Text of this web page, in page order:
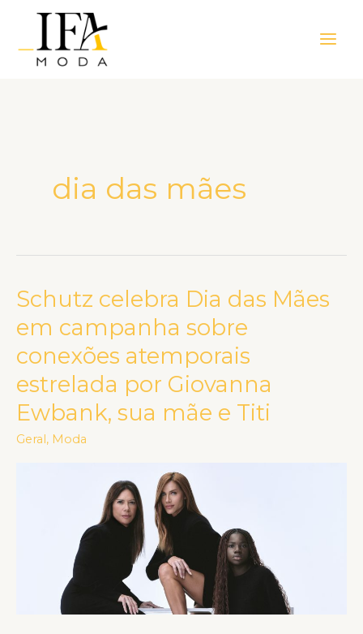
Menu
dia das mães
Schutz celebra Dia das Mães
em campanha sobre
conexões atemporais
estrelada por Giovanna
Ewbank, sua mãe e Titi
Geral , Moda
Schutz
Dia
das
Mães
em
sobre